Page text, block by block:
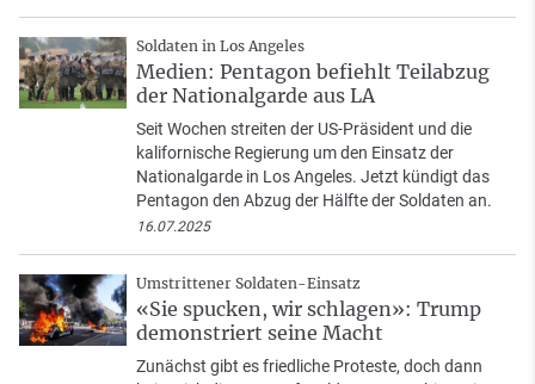
Soldaten in Los Angeles
Medien: Pentagon befiehlt Teilabzug
der Nationalgarde aus LA
Seit Wochen streiten der US-Präsident und die
kalifornische Regierung um den Einsatz der
Nationalgarde in Los Angeles. Jetzt kündigt das
Pentagon den Abzug der Hälfte der Soldaten an.
16.07.2025
Umstrittener Soldaten-Einsatz
«Sie spucken, wir schlagen»: Trump
demonstriert seine Macht
Zunächst gibt es friedliche Proteste, doch dann